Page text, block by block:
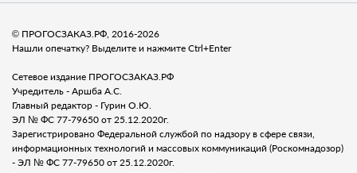
© ПРОГОСЗАКАЗ.РФ, 2016-2026
Нашли опечатку? Выделите и нажмите Ctrl+Enter
Сетевое издание ПРОГОСЗАКАЗ.РФ
Учредитель - Аршба А.С.
Главный редактор - Гурин О.Ю.
ЭЛ № ФС 77-79650 от 25.12.2020г.
Зарегистрировано Федеральной службой по надзору в сфере связи,
информационных технологий и массовых коммуникаций (Роскомнадозор)
- ЭЛ № ФС 77-79650 от 25.12.2020г.